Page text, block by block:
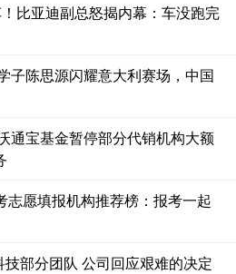
比亚迪副总怒揭内幕：车没跑完
子陈思源闪耀意大利赛场，中国
通宝基金暂停部分代销机构大额
志愿填报机构推荐榜：报考一起
技部分团队 公司回应艰难的决定